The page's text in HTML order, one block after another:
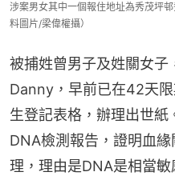
涉案男女其中一個報住地址為秀茂坪
料圖片/梁偉權攝）
被捕姓曾男子及姓關女子
Danny，早前已在42天
生登記表格，辦理出世
DNA檢測報告，證明血
理，理由是DNA是相當